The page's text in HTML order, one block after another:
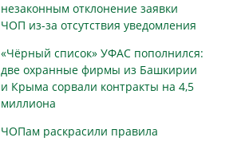
незаконным отклонение заявки
ЧОП из-за отсутствия уведомления
«Чёрный список» УФАС пополнился:
две охранные фирмы из Башкирии
и Крыма сорвали контракты на 4,5
миллиона
ЧОПам раскрасили правила